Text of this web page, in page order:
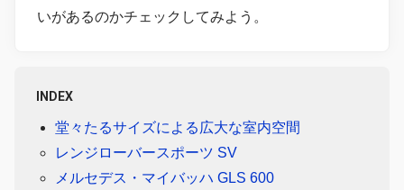
いがあるのかチェックしてみよう。
INDEX
堂々たるサイズによる広大な室内空間
レンジローバースポーツ SV
メルセデス・マイバッハ GLS 600